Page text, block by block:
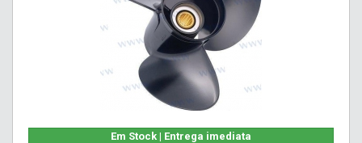
Em Stock | Entrega imediata